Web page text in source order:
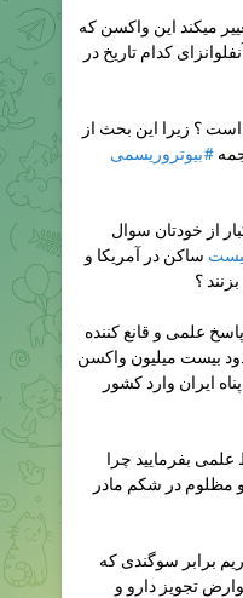
میکند این واکسن که
کدام تاریخ در
؟ زیرا این بحث از
#بیوتروریسمی
از خودتان سوال
ساکن در آمریکا و
؟
علمی و قانع کننده
بیست میلیون واکسن
ایران وارد کشور
علمی بفرمایید چرا
مظلوم در شکم مادر
برابر سوگندی که
تجویز دارو و